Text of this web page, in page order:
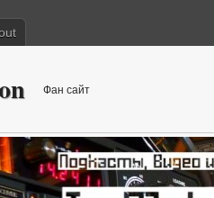
Фан сайт